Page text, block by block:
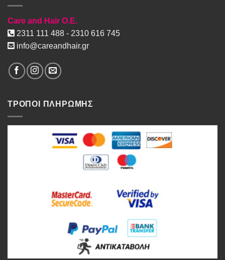
Care and Hair O.E.
2311 111 488 - 2310 616 745
info@careandhair.gr
ΤΡΟΠΟΙ ΠΛΗΡΩΜΗΣ